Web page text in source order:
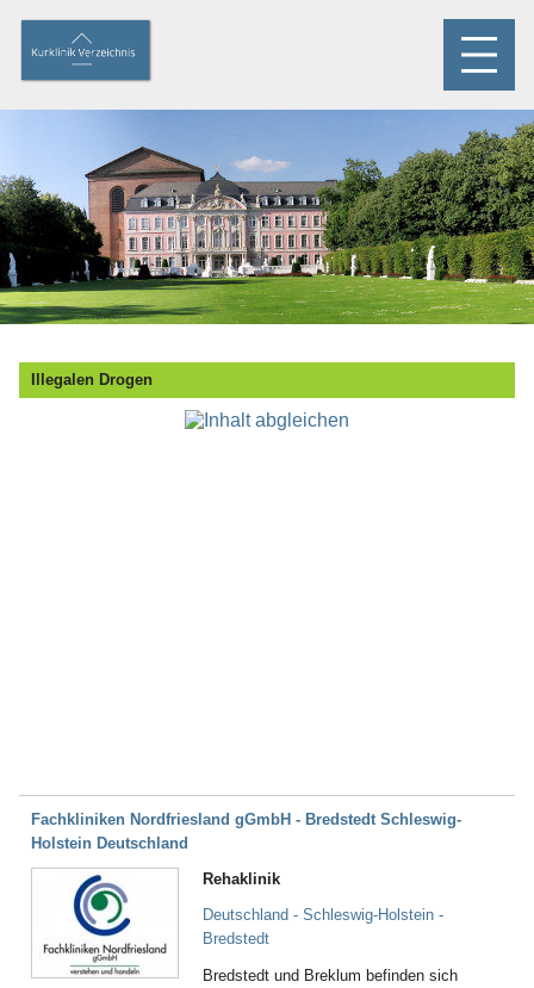
Illegalen Drogen
Fachkliniken Nordfriesland gGmbH - Bredstedt Schleswig-
Holstein Deutschland
Rehaklinik
Deutschland - Schleswig-Holstein -
Bredstedt
Bredstedt und Breklum befinden sich